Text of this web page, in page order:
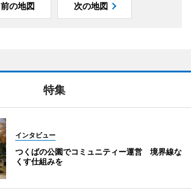
前の地図 次の地図
特集
インタビュー
つくばの公園でコミュニティー運営 境界線な
くす仕組みを